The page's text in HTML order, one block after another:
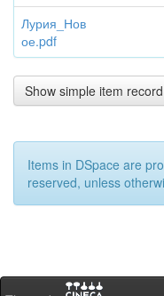
Лурия_Нов
ое.pdf
Show simple item record
Items in DSpace are
reserved, unless